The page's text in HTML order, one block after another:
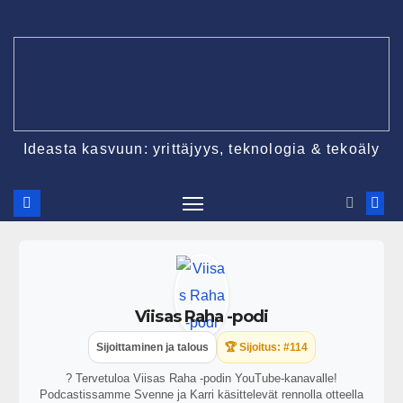
Ideasta kasvuun: yrittäjyys, teknologia & tekoäly
Viisas Raha -podi
Sijoittaminen ja talous 🏆 Sijoitus: #114
? Tervetuloa Viisas Raha -podin YouTube-kanavalle!
Podcastissamme Svenne ja Karri käsittelevät rennolla otteella